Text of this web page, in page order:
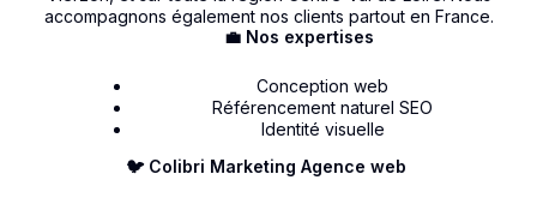
🐦 Colibri Marketing Agence web
💼 Nos expertises
Conception web
Référencement naturel SEO
Identité visuelle
accompagnons également nos clients partout en France.